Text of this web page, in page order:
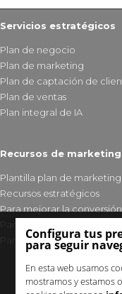
Configura tus
para seguir
En esta web usamos
mostramos y estamos
Servicios estratégicos
Plan de negocio
Plan de marketing
Plan de captación de
Plan de ventas
Plan integral de IA
Recursos de marketing
Plantilla plan de marketing
Recursos estratégicos
Para mejorar la conversión
Para mejorar tu visibilidad